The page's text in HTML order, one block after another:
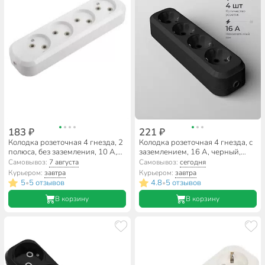
183 ₽
Колодка розеточная 4 гнезда, 2
полюса, без заземления, 10 А,
220 В, 2.2 кВт, без выключателя,
IP20, General Lighting Systems,
Easy GSB-10-4-IP20, 470055
Самовывоз: 7 августа
Курьером:завтра
5•5 отзывов
В корзину
221 ₽
Колодка розеточная 4 гнезда, с
заземлением, 16 А, черный,
UNIVersal, 1401
Самовывоз: сегодня
Курьером: завтра
4.8•5 отзывов
В корзину